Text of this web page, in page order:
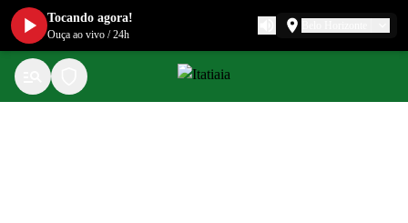
Tocando agora!
Ouça ao vivo /24h